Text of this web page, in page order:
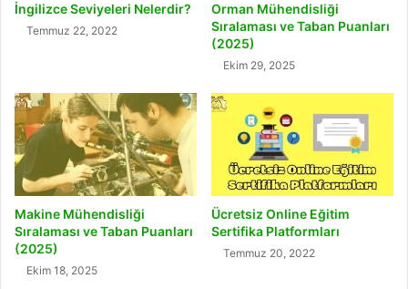
İngilizce Seviyeleri Nelerdir?
Temmuz 22, 2022
Orman Mühendisliği
Sıralaması ve Taban Puanları
(2025)
Ekim 29, 2025
Makine Mühendisliği
Sıralaması ve Taban Puanları
(2025)
Ekim 18, 2025
Ücretsiz Online Eğitim
Sertifika Platformları
Temmuz 20, 2022